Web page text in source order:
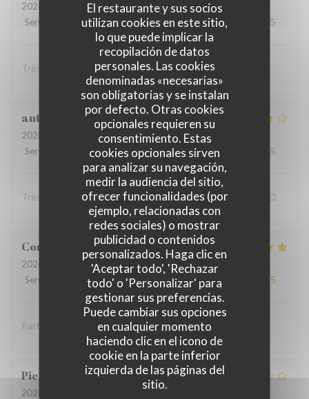
El restaurante y sus socios
utilizan cookies en este sitio,
lo que puede implicar la
recopilación de datos
personales. Las cookies
denominadas «necesarias»
son obligatorias y se instalan
por defecto. Otras cookies
opcionales requieren su
consentimiento. Estas
cookies opcionales sirven
para analizar su navegación,
medir la audiencia del sitio,
ofrecer funcionalidades (por
ejemplo, relacionadas con
redes sociales) o mostrar
publicidad o contenidos
personalizados. Haga clic en
'Aceptar todo', 'Rechazar
todo' o 'Personalizar' para
gestionar sus preferencias.
Puede cambiar sus opciones
en cualquier momento
haciendo clic en el icono de
cookie en la parte inferior
izquierda de las páginas del
sitio.
2026-07-11
- 20:00 - Invitados 3
Servicio
Ambiente : 4/5 Menú:4/5 Calidad / Precio /5
Très convivial , ont mange très bien :)
anthony
2026-07-05
- 19:00 - Invitados 4
Servicio
Ambiente: 4 /5 Menú:5/5 Calidad / Precio /5
Très bon accueil et patron super sympa Personnel au top😉
Coralie
2026-07-05
- 12:15 - Invitados 4
Servicio
Ambiente: 5/5 Menú:5/5 Calidad / Precio /5
Parfait comme toujours !
Pierre
2026-07-05